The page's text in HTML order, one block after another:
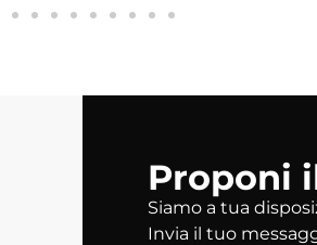
Proponi
Siamo a tua
Invia il tuo